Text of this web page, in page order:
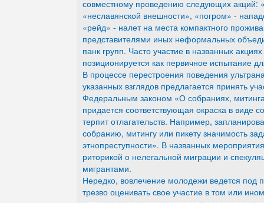
совместному проведению следующих акций:
«неславянской внешности», «погром» -
«рейд» - налет на места компактного
представителями иных неформальных
панк групп. Часто участие в названных
позиционируется как первичное испытание
В процессе перестроения поведения
указанных взглядов предлагается принять
Федеральным законом «О собраниях,
придается соответствующая окраска в виде
терпит отлагательств. Например,
собранию, митингу или пикету значимость
этнопреступности». В названных
риторикой о нелегальной миграции и
мигрантами.
Нередко, вовлечение молодежи ведется под
трезво оценивать свое участие в том или